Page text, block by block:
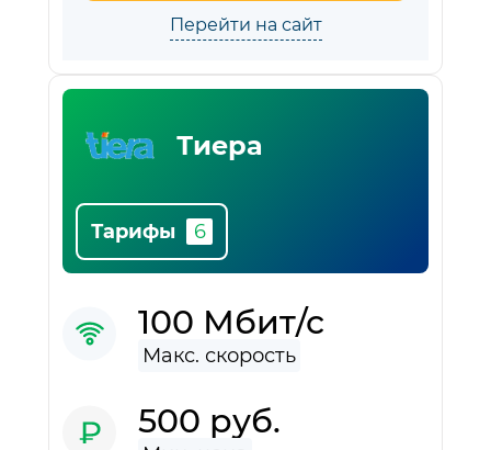
Перейти на сайт
Тиера
Тарифы
100 Мбит/с
500 руб.